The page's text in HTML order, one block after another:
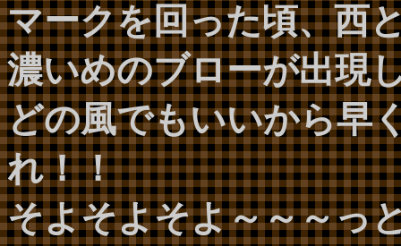
マークを回った頃、西
濃いめのブローが出現
どの風でもいいから早
れ！！
そよそよそよ～～～っ